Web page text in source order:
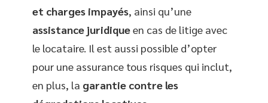
et charges impayés, ainsi qu’une
assistance juridiqueen cas de litige avec
le locataire. Il est aussi possible d’opter
pour une assurance tous risques qui inclut,
en plus, la garantie contre les